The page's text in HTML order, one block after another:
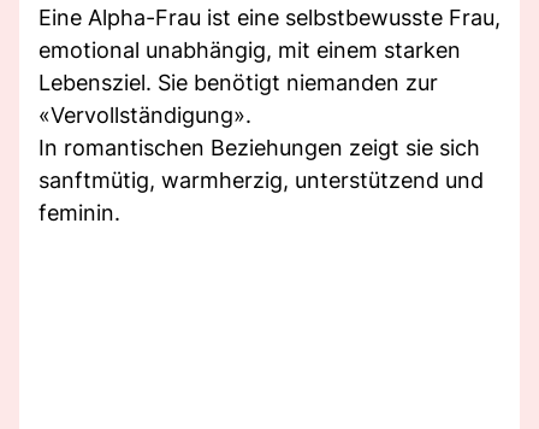
Eine Alpha-Frau ist eine selbstbewusste Frau,
emotional unabhängig, mit einem starken
Lebensziel. Sie benötigt niemanden zur
«Vervollständigung».
In romantischen Beziehungen zeigt sie sich
sanftmütig, warmherzig, unterstützend und
feminin.